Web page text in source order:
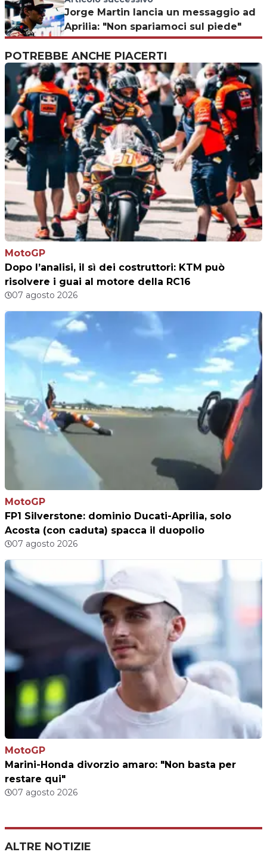
Jorge Martin lancia un messaggio ad
Aprilia: "Non spariamoci sul piede"
POTREBBE ANCHE PIACERTI
MotoGP
Dopo l’analisi, il sì dei costruttori: KTM può
risolvere i guai al motore della RC16
07 agosto 2026
MotoGP
FP1 Silverstone: dominio Ducati-Aprilia, solo
Acosta (con caduta) spacca il duopolio
07 agosto 2026
MotoGP
Marini-Honda divorzio amaro: "Non basta per
restare qui"
07 agosto 2026
ALTRE NOTIZIE